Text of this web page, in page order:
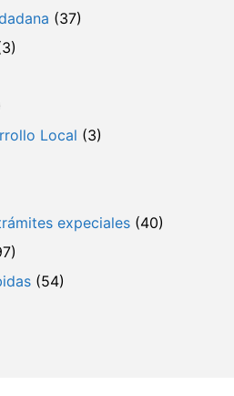
(37)
Local (3)
expeciales (40)
(54)